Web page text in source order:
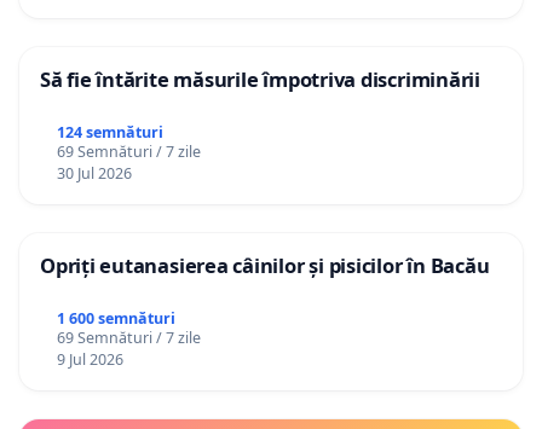
Să fie întărite măsurile împotriva discriminării
124 semnături
69 Semnături / 7 zile
30 Jul 2026
Opriți eutanasierea câinilor și pisicilor în Bacău
1 600 semnături
69 Semnături / 7 zile
9 Jul 2026